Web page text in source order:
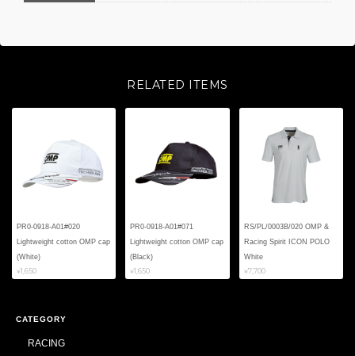
RELATED ITEMS
PR0-0918-A01#020
Lightweight cotton OMP cap
(White)
¥1,650
PR0-0918-A01#071
Lightweight cotton OMP cap
(Black)
¥1,650
RS/PL/0003B/020 OMP &
Racing Spirit ICON POLO
White
¥7,700
CATEGORY
RACING